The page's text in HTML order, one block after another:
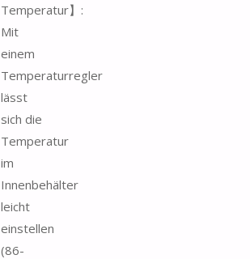
Temperatur】:
Mit
einem
Temperaturregler
lässt
sich die
Temperatur
im
Innenbehälter
leicht
einstellen
(86-